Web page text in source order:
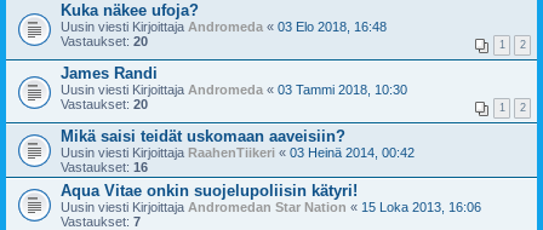
Kuka näkee ufoja?
Uusin viesti Kirjoittaja Andromeda « 03 Elo 2018, 16:48
Vastaukset: 20 1 2
James Randi
Uusin viesti Kirjoittaja Andromeda « 03 Tammi 2018, 10:30
Vastaukset: 20 1 2
Mikä saisi teidät uskomaan aaveisiin?
Uusin viesti Kirjoittaja RaahenTiikeri « 03 Heinä 2014, 00:42
Vastaukset: 16
Aqua Vitae onkin suojelupoliisin kätyri!
Uusin viesti Kirjoittaja Andromedan Star Nation « 15 Loka 2013, 16:06
Vastaukset: 7